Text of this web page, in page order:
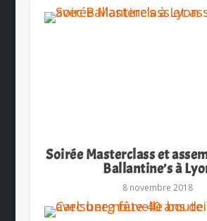
Soirée Masterclass et
Ballantine’s à
8 novembre 2018